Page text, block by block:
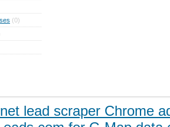
(0)
lead scraper Chrome